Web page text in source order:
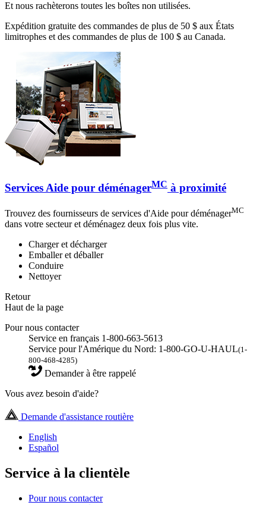
Et nous rachèterons toutes les boîtes non utilisées.
Expédition gratuite des commandes de plus de 50 $ aux États
limitrophes et des commandes de plus de 100 $ au Canada.
Services Aide pour déménagerMC à proximité
Trouvez des fournisseurs de services d'Aide pour déménagerMC
dans votre secteur et déménagez deux fois plus vite.
Charger et décharger
Emballer et déballer
Conduire
Nettoyer
Retour
Haut de la page
Pour nous contacter
Service en français 1-800-663-5613
Service pour l'Amérique du Nord: 1-800-GO-U-HAUL(1-
800-468-4285)
Demander à être rappelé
Vous avez besoin d'aide?
Demande d'assistance routière
English
Español
Service à la clientèle
Pour nous contacter